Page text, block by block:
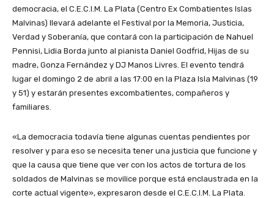
democracia, el C.E.C.I.M. La Plata (Centro Ex Combatientes Islas
Malvinas) llevará adelante el Festival por la Memoria, Justicia,
Verdad y Soberanía, que contará con la participación de Nahuel
Pennisi, Lidia Borda junto al pianista Daniel Godfrid, Hijas de su
madre, Gonza Fernández y DJ Manos Livres. El evento tendrá
lugar el domingo 2 de abril a las 17:00 en la Plaza Isla Malvinas (19
y 51) y estarán presentes excombatientes, compañeros y
familiares.
«La democracia todavía tiene algunas cuentas pendientes por
resolver y para eso se necesita tener una justicia que funcione y
que la causa que tiene que ver con los actos de tortura de los
soldados de Malvinas se movilice porque está enclaustrada en la
corte actual vigente», expresaron desde el C.E.C.I.M. La Plata.